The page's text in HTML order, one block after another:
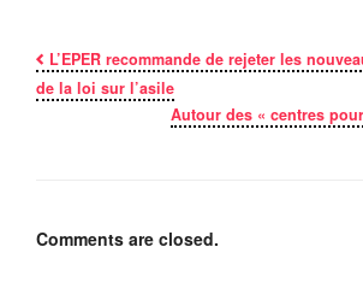
L’EPER recommande de rejeter les
de la loi sur l’asile
Autour des « centres
Comments are closed.